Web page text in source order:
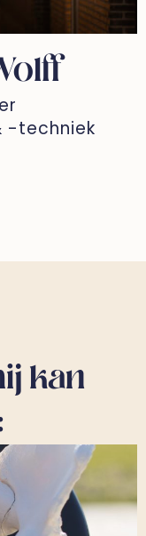
-techniek
kan